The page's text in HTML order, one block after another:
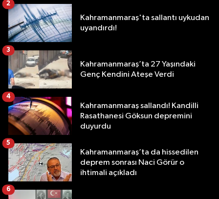
Kahramanmaraş'ta sallantı uykudan
uyandırdı!
2
Kahramanmaraş’ta 27 Yaşındaki
Genç Kendini Ateşe Verdi
3
Kahramanmaraş sallandı! Kandilli
Rasathanesi Göksun depremini
duyurdu
4
Kahramanmaraş’ta da hissedilen
deprem sonrası Naci Görür o
ihtimali açıkladı
5
6